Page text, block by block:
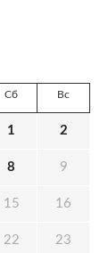
Сб Вс
1 2
8 9
15 16
22 23